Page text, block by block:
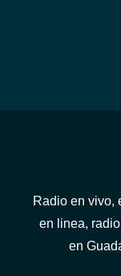
Radio en vivo,
en linea,
en